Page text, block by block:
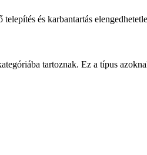
és karbantartás
tartoznak. Ez a típus